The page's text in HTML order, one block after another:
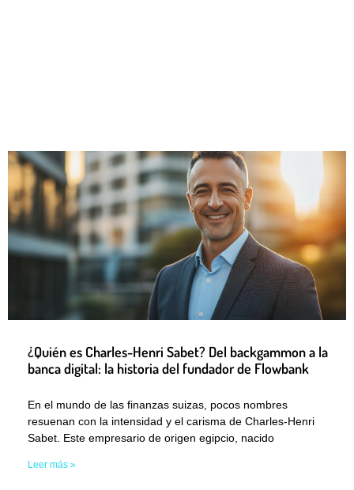
¿Quién es Charles-Henri Sabet? Del backgammon a la
banca digital: la historia del fundador de Flowbank
En el mundo de las finanzas suizas, pocos nombres
resuenan con la intensidad y el carisma de Charles-Henri
Sabet. Este empresario de origen egipcio, nacido
Leer más »